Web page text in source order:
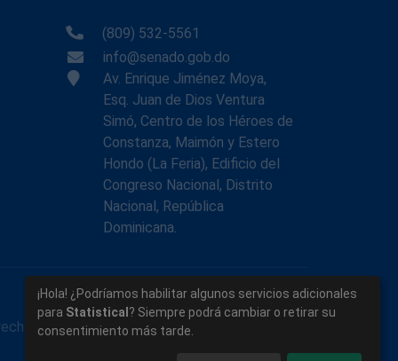
(809) 532-5561
info@senado.gob.do
Av. Enrique Jiménez Moya,
Esq. Juan de Dios Ventura
Simó, Centro de los Héroes de
Constanza, Maimón y Estero
Hondo (La Feria), Edificio del
Congreso Nacional, Distrito
Nacional, República
Dominicana.
reservados.
¡Hola! ¿Podríamos habilitar algunos servicios adicionales
para Statistical ? Siempre podrá cambiar o retirar su
consentimiento más tarde.